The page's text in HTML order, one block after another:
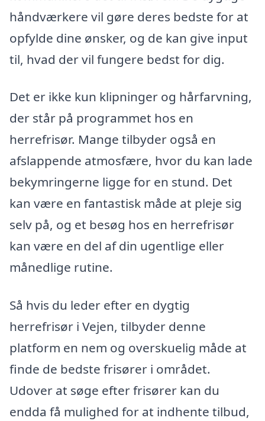
håndværkere vil gøre deres bedste for at
opfylde dine ønsker, og de kan give input
til, hvad der vil fungere bedst for dig.
Det er ikke kun klipninger og hårfarvning,
der står på programmet hos en
herrefrisør. Mange tilbyder også en
afslappende atmosfære, hvor du kan lade
bekymringerne ligge for en stund. Det
kan være en fantastisk måde at pleje sig
selv på, og et besøg hos en herrefrisør
kan være en del af din ugentlige eller
månedlige rutine.
Så hvis du leder efter en dygtig
herrefrisør i Vejen, tilbyder denne
platform en nem og overskuelig måde at
finde de bedste frisører i området.
Udover at søge efter frisører kan du
endda få mulighed for at indhente tilbud,